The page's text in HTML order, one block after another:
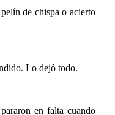
de chispa o acierto
Lo dejó todo.
en falta cuando